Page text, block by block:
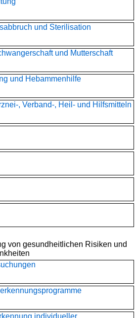
und Sterilisation
und Mutterschaft
und Hebammenhilfe
, Verband-, Heil- und Hilfsmitteln
von gesundheitlichen Risiken und
individueller